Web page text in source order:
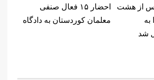
از هشت
به
شد
احضار ١۵ فعال صنفی
معلمان کوردستان به دادگاه